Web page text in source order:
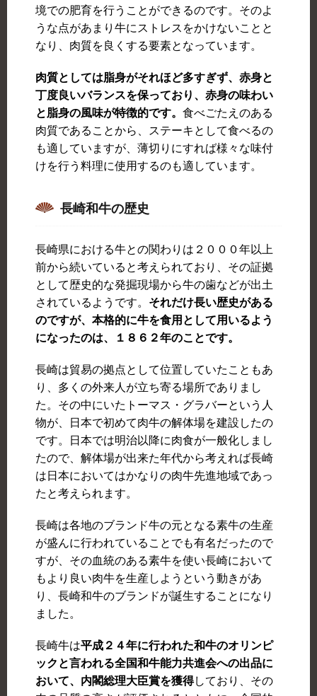
境での肥育を行うことができるのです。そのよ
うな点があまり牛にストレスをかけないことと
なり、肉質を良くする要素となっています。
肉質としては脂身がそれほど多すぎず、赤身と
丁度良いバランスを保っており、赤身の味わい
と脂身の風味が特徴的です。 食べごたえのある
肉質であることから、ステーキとして食べるの
も適していますが、薄切りにすれば様々な味付
けを行う料理に使用するのも適しています。
長崎和牛の歴史
長崎県における牛との関わりは２０００年以上
前から続いていると考えられており、その証拠
として歴史的な発掘現場から牛の歯などが出土
されているようです。 それだけ長い歴史がある
のですが、本格的に牛を食用として用いるよう
になったのは、１８６２年のことです。
長崎は貿易の拠点として位置していたこともあ
り、多くの外来人が立ち寄る場所でありまし
た。その中にいたトーマス・グラバーという人
物が、日本で初めて肉牛の解体場を建設したの
です。日本では明治以降に肉食が一般化しまし
たので、解体場が出来た年代から考えれば長崎
は日本においてはかなりの肉牛先進地域であっ
たと考えられます。
長崎は各地のブランド牛の元となる素牛の生産
が盛んに行われていることでも有名だったので
すが、その血統のある素牛を使い長崎において
もより良い肉牛を生産しようという動きがあ
り、長崎和牛のブランドが誕生することになり
ました。
長崎牛は平成２４年に行われた和牛のオリンピ
ックと言われる全国和牛能力共進会への出品に
おいて、内閣総理大臣賞を獲得しており、その